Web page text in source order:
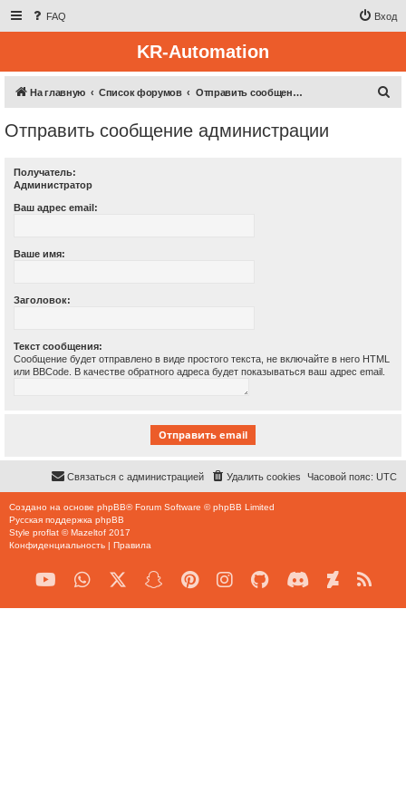
FAQ Вход
KR-Automation
На главную Список форумов Отправить сообщение администрации
Отправить сообщение администрации
Получатель:
Администратор
Ваш адрес email:
Ваше имя:
Заголовок:
Текст сообщения:
Сообщение будет отправлено в виде простого текста, не включайте в него HTML
или BBCode. В качестве обратного адреса будет показываться ваш адрес email.
Часовой пояс: UTC
Удалить cookies
Связаться с администрацией
Создано на основе phpBB® Forum Software © phpBB Limited
Русская поддержка phpBB
Style proflat ©Mazeltof 2017
Конфиденциальность | Правила